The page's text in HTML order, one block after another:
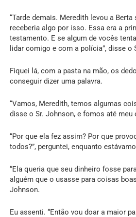
“Tarde demais. Meredith levou a Berta
receberia algo por isso. Essa era a
testamento. E se algum de vocês
lidar comigo e com a polícia”, disse o
Fiquei lá, com a pasta na mão, os
conseguir dizer uma palavra.
“Vamos, Meredith, temos algumas
disse o Sr. Johnson, e fomos até meu
“Por que ela fez assim? Por que
todos?”, perguntei, enquanto
“Ela queria que seu dinheiro fosse
alguém que o usasse para coisas
Johnson.
Eu assenti. “Então vou doar a maior